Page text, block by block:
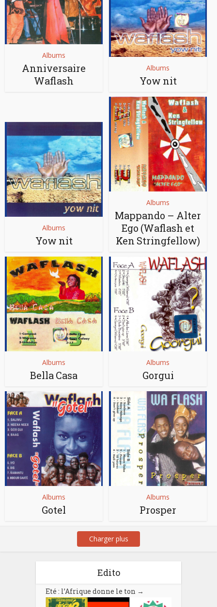
Albums
Anniversaire
Waflash
Albums
Yow nit
Albums
Yow nit
Albums
Mappando – Alter
Ego (Waflash et
Ken Stringfellow)
Albums
Bella Casa
Albums
Gorgui
Albums
Gotel
Albums
Prosper
Charger plus
Edito
Eté : l’Afrique donne le ton →